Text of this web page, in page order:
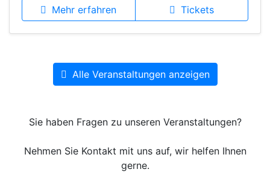
Mehr erfahren Tickets
Alle Veranstaltungen anzeigen
Sie haben Fragen zu unseren Veranstaltungen?
Nehmen Sie Kontakt mit uns auf, wir helfen Ihnen
gerne.